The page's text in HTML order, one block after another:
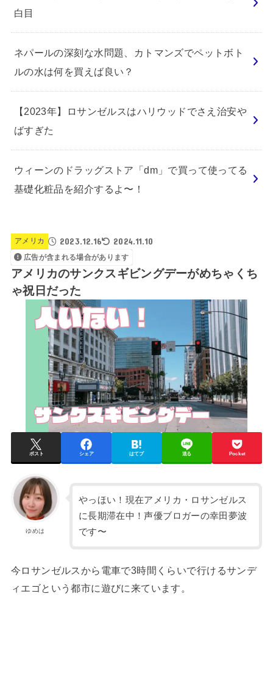
白目
ネパールの深刻な水問題、カトマンズでペットボト
ルの水は何を買えば良い？
【2023年】ロサンゼルスはハリウッドでさえ治安や
ばすぎた
ウィーンのドラッグストア「dm」で買って使ってる
基礎化粧品を紹介するよ〜！
アメリカ 2023.12.16 2024.11.10
広告が含まれる場合があります
アメリカのサンクスギビングデーがめちゃくち
ゃ祝日だった
ポスト シェア はてブ 送る Pocket
ゆめは
やっほい！現在アメリカ・ロサンゼルス
に長期滞在中！声優ブロガーの幸田夢波
です〜
今ロサンゼルスから電車で3時間くらいで行けるサンデ
ィエゴという都市に遊びに来ています。